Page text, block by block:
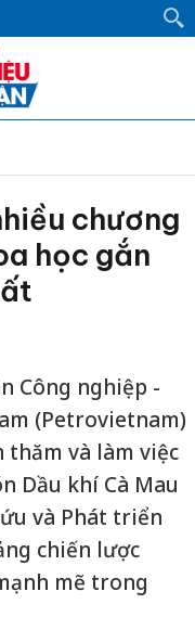
chương
học gắn
Công nghiệp -
(Petrovietnam)
thăm và làm việc
Dầu khí Cà Mau
và Phát triển
chiến lược
mẽ trong